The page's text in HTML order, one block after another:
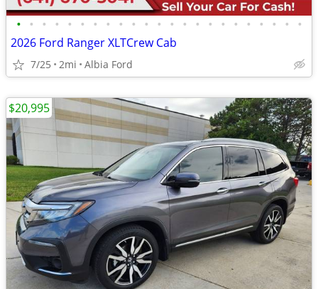
• • • • • • • • • • • • • • • • • • • • • • •
2026 Ford Ranger XLTCrew Cab
7/25 2mi Albia Ford
$20,995